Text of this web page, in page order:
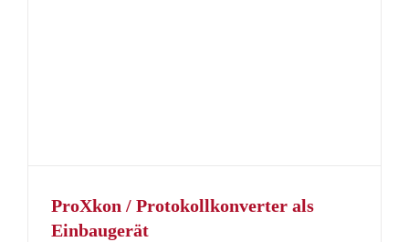
ProXkon / Protokollkonverter als
Einbaugerät